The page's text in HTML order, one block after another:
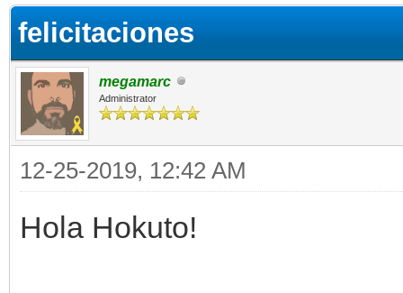
felicitaciones
megamarc
Administrator
12-25-2019, 12:42 AM
Hola Hokuto!